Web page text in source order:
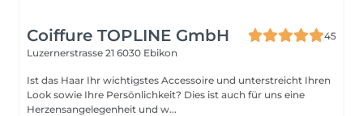
Coiffure TOPLINE GmbH
45
Luzernerstrasse 21 6030 Ebikon
Ist das Haar Ihr wichtigstes Accessoire und unterstreicht Ihren
Look sowie Ihre Persönlichkeit? Dies ist auch für uns eine
Herzensangelegenheit und w...